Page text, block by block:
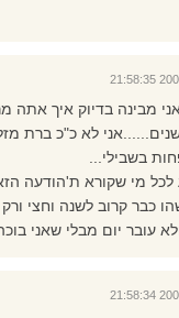
2004-
מבינה בדיוק איך אתה
3 שנים......אני לא כ"כ
בשבילי...
לכל מי שקורא ת'הודעה
כבר קרוב לשנה וחצי
עובר יום מבלי שאני
2004-